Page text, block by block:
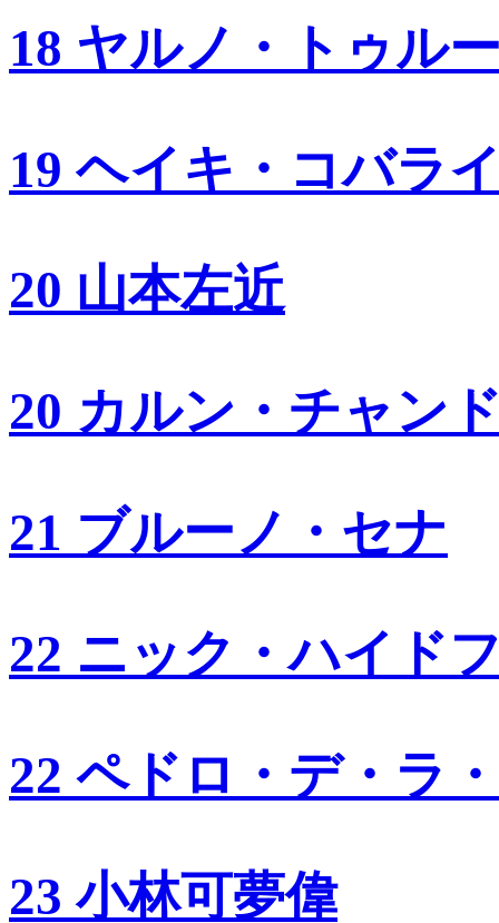
18 ヤルノ・トゥル
19 ヘイキ・コバラ
20 山本左近
20 カルン・チャン
21 ブルーノ・セナ
22 ニック・ハイド
22 ペドロ・デ・ラ
23 小林可夢偉